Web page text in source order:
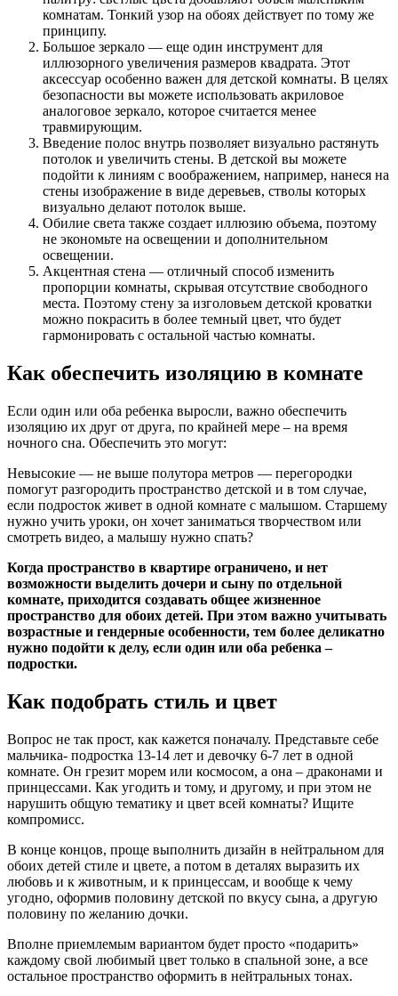
комнатам. Тонкий узор на обоях действует по тому же
принципу.
Большое зеркало — еще один инструмент для
иллюзорного увеличения размеров квадрата. Этот
аксессуар особенно важен для детской комнаты. В целях
безопасности вы можете использовать акриловое
аналоговое зеркало, которое считается менее
травмирующим.
Введение полос внутрь позволяет визуально растянуть
потолок и увеличить стены. В детской вы можете
подойти к линиям с воображением, например, нанеся на
стены изображение в виде деревьев, стволы которых
визуально делают потолок выше.
Обилие света также создает иллюзию объема, поэтому
не экономьте на освещении и дополнительном
освещении.
Акцентная стена — отличный способ изменить
пропорции комнаты, скрывая отсутствие свободного
места. Поэтому стену за изголовьем детской кроватки
можно покрасить в более темный цвет, что будет
гармонировать с остальной частью комнаты.
Как обеспечить изоляцию в комнате
Если один или оба ребенка выросли, важно обеспечить
изоляцию их друг от друга, по крайней мере – на время
ночного сна. Обеспечить это могут:
Невысокие — не выше полутора метров — перегородки
помогут разгородить пространство детской и в том случае,
если подросток живет в одной комнате с малышом. Старшему
нужно учить уроки, он хочет заниматься творчеством или
смотреть видео, а малышу нужно спать?
Когда пространство в квартире ограничено, и нет
возможности выделить дочери и сыну по отдельной
комнате, приходится создавать общее жизненное
пространство для обоих детей. При этом важно учитывать
возрастные и гендерные особенности, тем более деликатно
нужно подойти к делу, если один или оба ребенка –
подростки.
Как подобрать стиль и цвет
Вопрос не так прост, как кажется поначалу. Представьте себе
мальчика- подростка 13-14 лет и девочку 6-7 лет в одной
комнате. Он грезит морем или космосом, а она – драконами и
принцессами. Как угодить и тому, и другому, и при этом не
нарушить общую тематику и цвет всей комнаты? Ищите
компромисс.
В конце концов, проще выполнить дизайн в нейтральном для
обоих детей стиле и цвете, а потом в деталях выразить их
любовь и к животным, и к принцессам, и вообще к чему
угодно, оформив половину детской по вкусу сына, а другую
половину по желанию дочки.
Вполне приемлемым вариантом будет просто «подарить»
каждому свой любимый цвет только в спальной зоне, а все
остальное пространство оформить в нейтральных тонах.